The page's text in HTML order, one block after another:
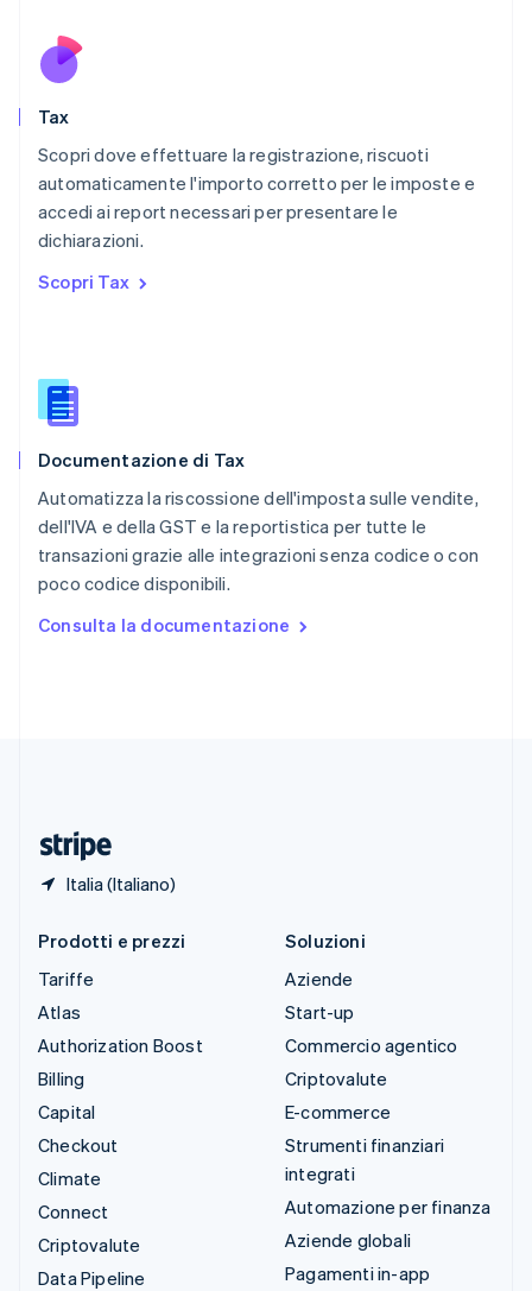
Tax
Scopri dove effettuare la registrazione, riscuoti
automaticamente l'importo corretto per le imposte e
accedi ai report necessari per presentare le
dichiarazioni.
Scopri Tax
Documentazione di Tax
Automatizza la riscossione dell'imposta sulle vendite,
dell'IVA e della GST e la reportistica per tutte le
transazioni grazie alle integrazioni senza codice o con
poco codice disponibili.
Consulta la documentazione
Italia (Italiano)
English
Paesi Bassi
English
Portogallo
RAS di Hong Kong, Cina
English简体中文
Regno Unito
English
English
Singapore
Slovacchia
English
Slovenia
Spagna
EspañolEnglish
English Español简体中文
Prodotti e prezzi
Tariffe
Atlas
Authorization Boost
Billing
Capital
Checkout
Climate
Connect
Criptovalute
Data Pipeline
Soluzioni
Aziende
Start-up
Commercio agentico
Criptovalute
E-commerce
Strumenti finanziari
integrati
Automazione per finanza
Aziende globali
Pagamenti in-app